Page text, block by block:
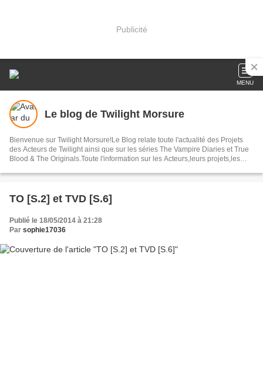
Publicité
MENU
Le blog de Twilight Morsure
Bienvenue sur Twilight Morsure!Le Blog relate toute l'actualité des Projets
des Acteurs de Twilight ainsi que sur les séries The Vampire Diaries et True
Blood & The Originals.Toute l'information sur les Acteurs,leurs projets,les
Trois Sagas.
TO [S.2] et TVD [S.6]
Publié le 18/05/2014 à 21:28
Par sophie17036